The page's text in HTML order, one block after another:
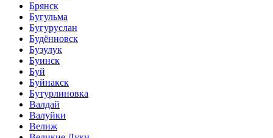
Брянск
Бугульма
Бугуруслан
Будённовск
Бузулук
Буинск
Буй
Буйнакск
Бутурлиновка
Валдай
Валуйки
Велиж